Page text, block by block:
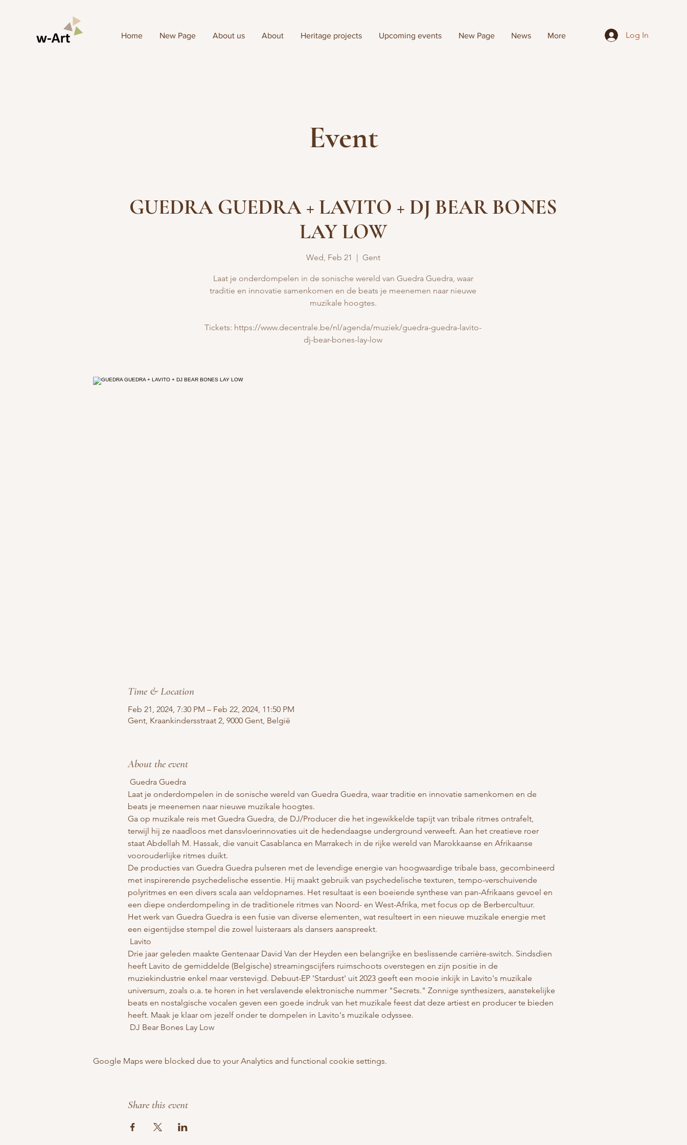
Home New Page About us About Heritage projects Upcoming events New Page News More Log In
Event
GUEDRA GUEDRA + LAVITO + DJ BEAR BONES
LAY LOW
Wed, Feb 21
  |
Gent
Laat je onderdompelen in de sonische wereld van Guedra Guedra, waar
traditie en innovatie samenkomen en de beats je meenemen naar nieuwe
muzikale hoogtes.
Tickets: https://www.decentrale.be/nl/agenda/muziek/guedra-guedra-lavito-
dj-bear-bones-lay-low
Time & Location
Feb 21, 2024, 7:30 PM – Feb 22, 2024, 11:50 PM
Gent, Kraankindersstraat 2, 9000 Gent, België
About the event
Guedra Guedra
Laat je onderdompelen in de sonische wereld van Guedra Guedra, waar traditie en innovatie samenkomen en de
beats je meenemen naar nieuwe muzikale hoogtes.
Ga op muzikale reis met Guedra Guedra, de DJ/Producer die het ingewikkelde tapijt van tribale ritmes ontrafelt,
terwijl hij ze naadloos met dansvloerinnovaties uit de hedendaagse underground verweeft. Aan het creatieve roer
staat Abdellah M. Hassak, die vanuit Casablanca en Marrakech in de rijke wereld van Marokkaanse en Afrikaanse
voorouderlijke ritmes duikt.
De producties van Guedra Guedra pulseren met de levendige energie van hoogwaardige tribale bass, gecombineerd
met inspirerende psychedelische essentie. Hij maakt gebruik van psychedelische texturen, tempo-verschuivende
polyritmes en een divers scala aan veldopnames. Het resultaat is een boeiende synthese van pan-Afrikaans gevoel en
een diepe onderdompeling in de traditionele ritmes van Noord- en West-Afrika, met focus op de Berbercultuur.
Het werk van Guedra Guedra is een fusie van diverse elementen, wat resulteert in een nieuwe muzikale energie met
een eigentijdse stempel die zowel luisteraars als dansers aanspreekt.
Lavito
Drie jaar geleden maakte Gentenaar David Van der Heyden een belangrijke en beslissende carrière-switch. Sindsdien
heeft Lavito de gemiddelde (Belgische) streamingscijfers ruimschoots overstegen en zijn positie in de
muziekindustrie enkel maar verstevigd. Debuut-EP 'Stardust' uit 2023 geeft een mooie inkijk in Lavito's muzikale
universum, zoals o.a. te horen in het verslavende elektronische nummer "Secrets." Zonnige synthesizers, aanstekelijke
beats en nostalgische vocalen geven een goede indruk van het muzikale feest dat deze artiest en producer te bieden
heeft. Maak je klaar om jezelf onder te dompelen in Lavito's muzikale odyssee.
DJ Bear Bones Lay Low
Google Maps were blocked due to your Analytics and functional cookie settings.
Share this event